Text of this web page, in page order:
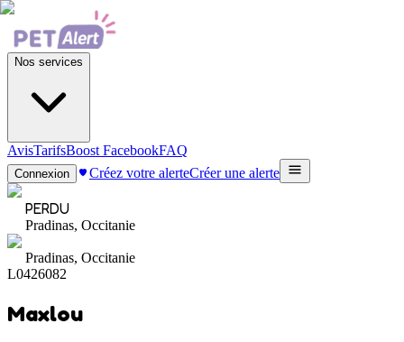
Nos services
AvisTarifsBoost FacebookFAQ
Connexion Créez votre alerteCréer une alerte
PERDU
Pradinas, Occitanie
Pradinas, Occitanie
L0426082
Maxlou